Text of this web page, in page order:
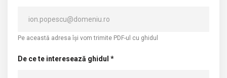
Pe această adresa își vom trimite PDF-ul cu ghidul
De ce te interesează ghidul *